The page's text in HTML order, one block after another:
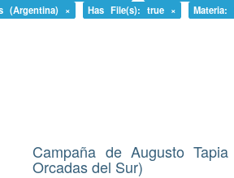
(Argentina) ×
Has File(s): true × Materia:
Campaña de Augusto
Orcadas del Sur)